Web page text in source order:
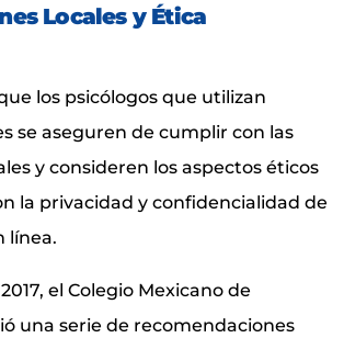
Locales y Ética
los psicólogos que utilizan
se aseguren de cumplir con las
y consideren los aspectos éticos
la privacidad y confidencialidad de
línea.
el Colegio Mexicano de
una serie de recomendaciones